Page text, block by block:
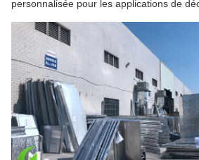
personnalisée pour les applications de